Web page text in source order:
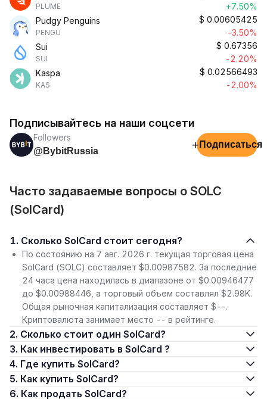
PLUME
+7.50%
Pudgy Penguins
PENGU
$ 0.00605425
-3.50%
Sui
SUI
$ 0.67356
-2.20%
Kaspa
KAS
$ 0.02566493
-2.00%
Подписывайтесь на наши соцсети
Followers
@BybitRussia
+ Подписаться
Часто задаваемые вопросы о SOLC
(SolCard)
1. Сколько SolCard стоит сегодня?
По состоянию на 7 авг. 2026 г. текущая торговая цена
SolCard (SOLC) составляет $0.00987582. За последние
24 часа цена находилась в диапазоне от $0.00946477
до $0.00988446, а торговый объем составлял $2.98K.
Общая рыночная капитализация составляет $--.
Криптовалюта занимает место -- в рейтинге.
2. Сколько стоит один SolCard?
3. Как инвестировать в SolCard ?
4. Где купить SolCard?
5. Как купить SolCard?
6. Как продать SolCard?